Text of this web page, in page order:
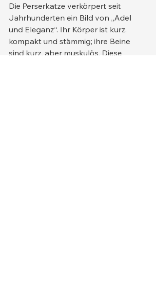
Die Perserkatze verkörpert seit
Jahrhunderten ein Bild von „Adel
und Eleganz“. Ihr Körper ist kurz,
kompakt und stämmig; ihre Beine
sind kurz, aber muskulös. Diese